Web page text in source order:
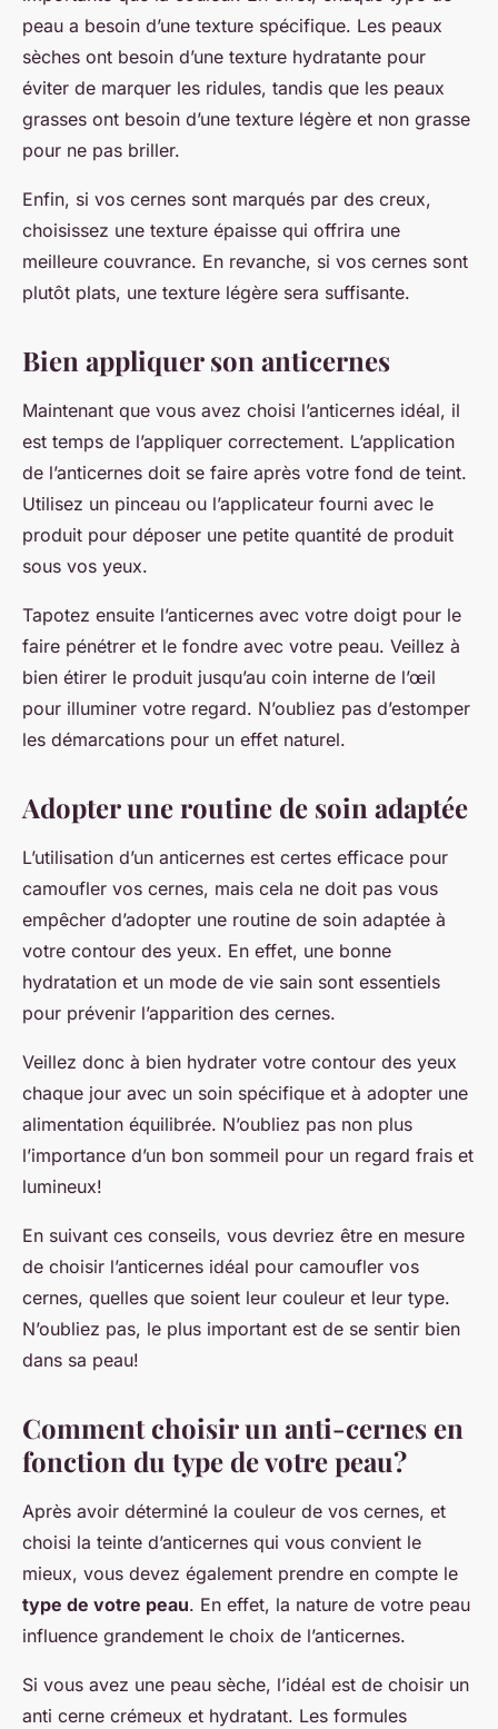
peau a besoin d’une texture spécifique. Les peaux
sèches ont besoin d’une texture hydratante pour
éviter de marquer les ridules, tandis que les peaux
grasses ont besoin d’une texture légère et non grasse
pour ne pas briller.
Enfin, si vos cernes sont marqués par des creux,
choisissez une texture épaisse qui offrira une
meilleure couvrance. En revanche, si vos cernes sont
plutôt plats, une texture légère sera suffisante.
Bien appliquer son anticernes
Maintenant que vous avez choisi l’anticernes idéal, il
est temps de l’appliquer correctement. L’application
de l’anticernes doit se faire après votre fond de teint.
Utilisez un pinceau ou l’applicateur fourni avec le
produit pour déposer une petite quantité de produit
sous vos yeux.
Tapotez ensuite l’anticernes avec votre doigt pour le
faire pénétrer et le fondre avec votre peau. Veillez à
bien étirer le produit jusqu’au coin interne de l’œil
pour illuminer votre regard. N’oubliez pas d’estomper
les démarcations pour un effet naturel.
Adopter une routine de soin adaptée
L’utilisation d’un anticernes est certes efficace pour
camoufler vos cernes, mais cela ne doit pas vous
empêcher d’adopter une routine de soin adaptée à
votre contour des yeux. En effet, une bonne
hydratation et un mode de vie sain sont essentiels
pour prévenir l’apparition des cernes.
Veillez donc à bien hydrater votre contour des yeux
chaque jour avec un soin spécifique et à adopter une
alimentation équilibrée. N’oubliez pas non plus
l’importance d’un bon sommeil pour un regard frais et
lumineux!
En suivant ces conseils, vous devriez être en mesure
de choisir l’anticernes idéal pour camoufler vos
cernes, quelles que soient leur couleur et leur type.
N’oubliez pas, le plus important est de se sentir bien
dans sa peau!
Comment choisir un anti-cernes en
fonction du type de votre peau?
Après avoir déterminé la couleur de vos cernes, et
choisi la teinte d’anticernes qui vous convient le
mieux, vous devez également prendre en compte le
type de votre peau. En effet, la nature de votre peau
influence grandement le choix de l’anticernes.
Si vous avez une peau sèche, l’idéal est de choisir un
anti cerne crémeux et hydratant. Les formules